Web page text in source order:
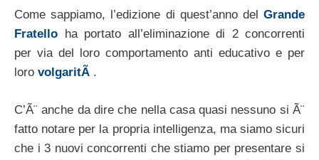
Come sappiamo, l’edizione di quest’anno del Grande
Fratello ha portato all’eliminazione di 2 concorrenti
per via del loro comportamento anti educativo e per
loro volgaritÃ .
C’Ã¨ anche da dire che nella casa quasi nessuno si Ã¨
fatto notare per la propria intelligenza, ma siamo sicuri
che i 3 nuovi concorrenti che stiamo per presentare si